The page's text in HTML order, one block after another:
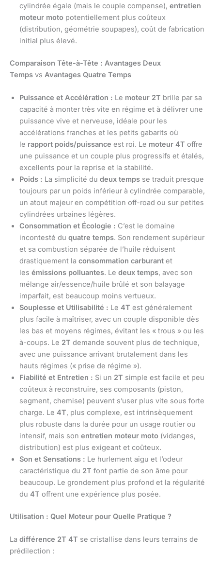
cylindrée égale (mais le couple compense), entretien
moteur moto potentiellement plus coûteux
(distribution, géométrie soupapes), coût de fabrication
initial plus élevé.
Comparaison Tête-à-Tête : Avantages Deux
Temps vs Avantages Quatre Temps
Puissance et Accélération : Le moteur 2T brille par sa
capacité à monter très vite en régime et à délivrer une
puissance vive et nerveuse, idéale pour les
accélérations franches et les petits gabarits où
le rapport poids/puissance est roi. Le moteur 4T offre
une puissance et un couple plus progressifs et étalés,
excellents pour la reprise et la stabilité.
Poids : La simplicité du deux temps se traduit presque
toujours par un poids inférieur à cylindrée comparable,
un atout majeur en compétition off-road ou sur petites
cylindrées urbaines légères.
Consommation et Écologie : C’est le domaine
incontesté du quatre temps. Son rendement supérieur
et sa combustion séparée de l’huile réduisent
drastiquement la consommation carburant et
les émissions polluantes. Le deux temps, avec son
mélange air/essence/huile brûlé et son balayage
imparfait, est beaucoup moins vertueux.
Souplesse et Utilisabilité : Le 4T est généralement
plus facile à maîtriser, avec un couple disponible dès
les bas et moyens régimes, évitant les « trous » ou les
à-coups. Le 2T demande souvent plus de technique,
avec une puissance arrivant brutalement dans les
hauts régimes (« prise de régime »).
Fiabilité et Entretien : Si un 2T simple est facile et peu
coûteux à reconstruire, ses composants (piston,
segment, chemise) peuvent s’user plus vite sous forte
charge. Le 4T, plus complexe, est intrinsèquement
plus robuste dans la durée pour un usage routier ou
intensif, mais son entretien moteur moto (vidanges,
distribution) est plus exigeant et coûteux.
Son et Sensations : Le hurlement aigu et l’odeur
caractéristique du 2T font partie de son âme pour
beaucoup. Le grondement plus profond et la régularité
du 4T offrent une expérience plus posée.
Utilisation : Quel Moteur pour Quelle Pratique ?
La différence 2T 4T se cristallise dans leurs terrains de
prédilection :